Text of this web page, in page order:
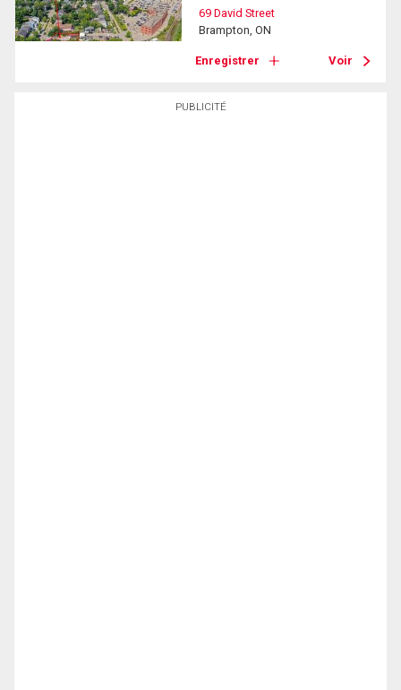
PUBLICITÉ
69 David Street
Brampton, ON
Enregistrer Voir